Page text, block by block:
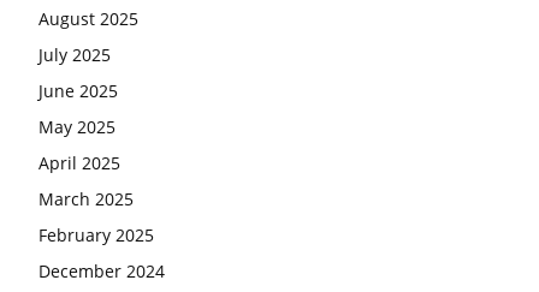
August 2025
July 2025
June 2025
May 2025
April 2025
March 2025
February 2025
December 2024